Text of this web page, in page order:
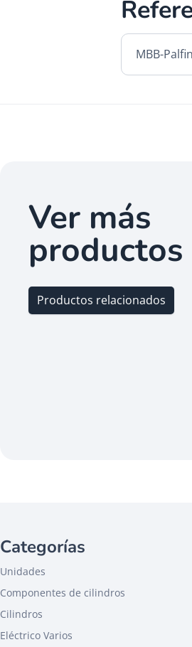
MBB-
Ver más
productos
Productos relacionados
Categorías
Unidades
Componentes de cilindros
Cilindros
Eléctrico Varios